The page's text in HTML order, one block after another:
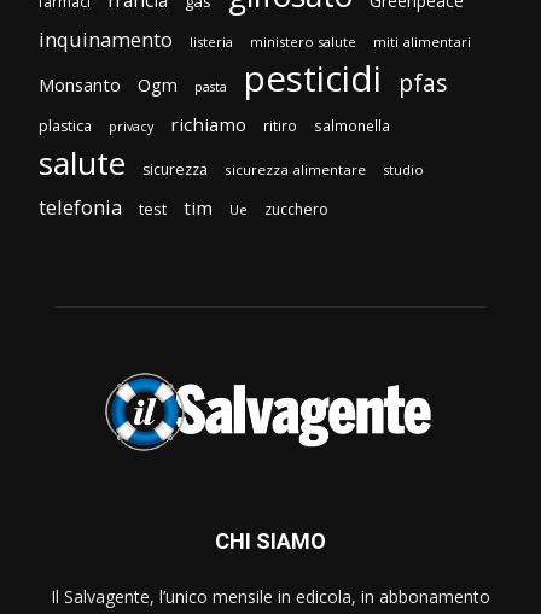
inquinamento listeria ministero salute miti alimentari
Monsanto Ogm pasta pesticidi pfas
plastica privacy richiamo ritiro salmonella
salute sicurezza sicurezza alimentare studio
telefonia test tim Ue zucchero
CHI SIAMO
Il Salvagente, l’unico mensile in edicola, in abbonamento